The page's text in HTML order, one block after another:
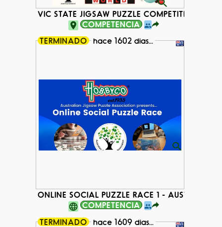
VIC STATE JIGSAW PUZZLE COMPETITION
COMPETENCIA
TERMINADO
hace 1602 dias...
ONLINE SOCIAL PUZZLE RACE 1 - AUSTRALIA
COMPETENCIA
TERMINADO
hace 1609 dias...